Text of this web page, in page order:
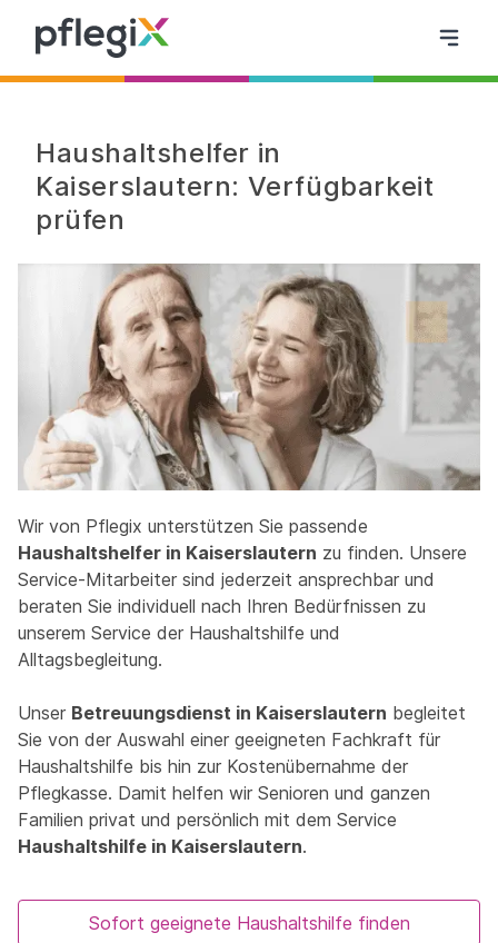
Haushaltshelfer in
Kaiserslautern: Verfügbarkeit
prüfen
Wir von Pflegix unterstützen Sie passende
Haushaltshelfer in Kaiserslautern zu finden. Unsere
Service-Mitarbeiter sind jederzeit ansprechbar und
beraten Sie individuell nach Ihren Bedürfnissen zu
unserem Service der Haushaltshilfe und
Alltagsbegleitung.
Unser Betreuungsdienst in Kaiserslautern begleitet
Sie von der Auswahl einer geeigneten Fachkraft für
Haushaltshilfe bis hin zur Kostenübernahme der
Pflegkasse. Damit helfen wir Senioren und ganzen
Familien privat und persönlich mit dem Service
Haushaltshilfe in Kaiserslautern.
Sofort geeignete Haushaltshilfe finden